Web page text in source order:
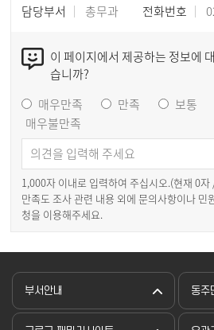
담당부서 총무과 전화번호
이 페이지에서 제공하는 정보에
습니까?
매우만족
만족 보통
매우불만족
1,000자 이내로 입력하여 주십시오.(현재 0자
만족도 조사 관련 내용 외에 문의사항이나 민
청을 이용해주세요.
부서안내 동주